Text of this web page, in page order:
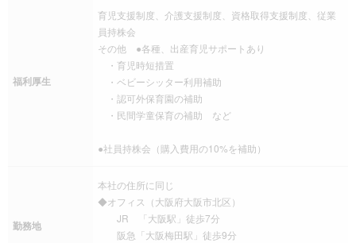
福利厚生
育児支援制度、介護支援制度、資格取得支援制度、従業
員持株会
その他 ●各種、出産育児サポートあり
・育児時短措置
・ベビーシッター利用補助
・認可外保育園の補助
・民間学童保育の補助 など
●社員持株会（購入費用の10%を補助）
勤務地
本社の住所に同じ
◆オフィス（大阪府大阪市北区）
JR 「大阪駅」徒歩7分
阪急「大阪梅田駅」徒歩9分